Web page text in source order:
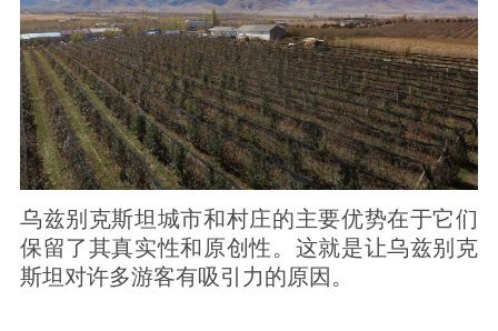
乌兹别克斯坦城市和村庄的主要优势在于它们
保留了其真实性和原创性。这就是让乌兹别克
斯坦对许多游客有吸引力的原因。